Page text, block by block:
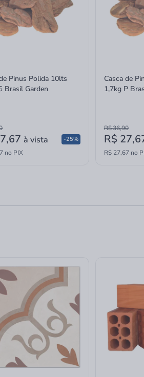
Pinus Polida 10lts
Brasil Garden
à vista
no PIX
-25%
Casca de
1,7kg P
R$ 36,90
R$
R$ 27,67 no